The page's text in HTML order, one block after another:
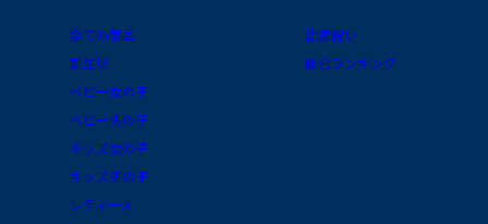
全ての商品
新生児
ベビー女の子
ベビー男の子
キッズ女の子
キッズ男の子
レディース
出産祝い
総合ランキング